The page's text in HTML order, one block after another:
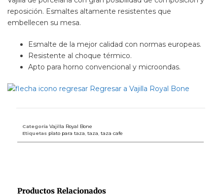
reposición. Esmaltes altamente resistentes que
embellecen su mesa.
Esmalte de la mejor calidad con normas europeas.
Resistente al choque térmico.
Apto para horno convencional y microondas.
Regresar a Vajilla Royal Bone
Categoría Vajilla Royal Bone
Etiquetas plato para taza taza taza cafe
Productos Relacionados